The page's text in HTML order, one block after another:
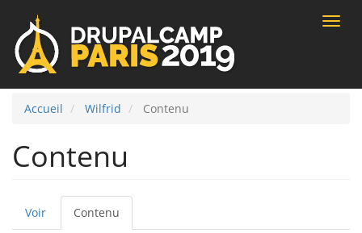
Toggle
Accueil Wilfrid Contenu
Contenu
Voir Contenu
actif)